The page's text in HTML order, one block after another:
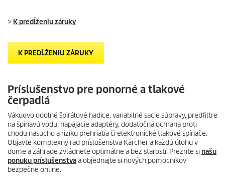
> K predĺženiu záruky
K PREDĹŽENIU ZÁRUKY
Príslušenstvo pre ponorné a tlakové
čerpadlá
Vákuovo odolné špirálové hadice, variabilné sacie súpravy, predfiltre
na špinavú vodu, napájacie adaptéry, dodatočná ochrana proti
chodu nasucho a riziku prehriatia či elektronické tlakové spínače.
Objavte komplexný rad príslušenstva Kärcher a každú úlohu v
dome a záhrade zvládnete optimálne a bez starostí. Prezrite sinašu
ponuku príslušenstvaa objednajte si nových pomocníkov
bezpečne online.